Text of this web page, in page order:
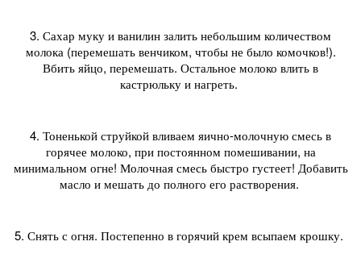
3. Сахар муку и ванилин залить небольшим количеством
молока (перемешать венчиком, чтобы не было комочков!).
Вбить яйцо, перемешать. Остальное молоко влить в
кастрюльку и нагреть.
4. Тоненькой струйкой вливаем яично-молочную смесь в
горячее молоко, при постоянном помешивании, на
минимальном огне! Молочная смесь быстро густеет! Добавить
масло и мешать до полного его растворения.
5. Снять с огня. Постепенно в горячий крем всыпаем крошку.